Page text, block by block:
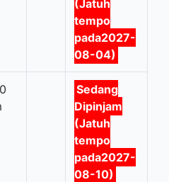
(Jatuh
tempo
pada2027-
08-04)
Sedang
Dipinjam
(Jatuh
tempo
pada2027-
08-10)